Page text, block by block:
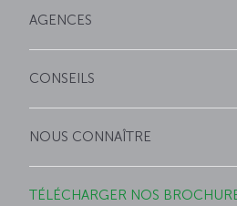
AGENCES
CONSEILS
NOUS CONNAÎTRE
TÉLÉCHARGER NOS